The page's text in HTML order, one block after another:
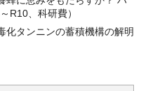
R10、科研費）
化タンニンの蓄積機構の解明